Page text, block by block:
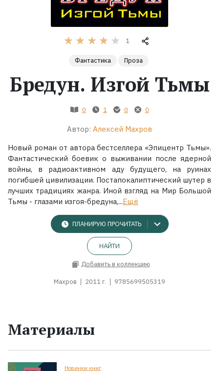
Экранизации
1
Фантастика Проза
Бредун. Изгой Тьмы
0 1 0 0
Автор: Алексей Махров
Новый роман от автора бестселлера «Эпицентр Тьмы».
Фантастический боевик о выживании после ядерной
войны, в радиоактивном аду будущего, на руинах
погибшей цивилизации. Постапокалиптический шутер в
лучших традициях жанра. Иной взгляд на Мир Большой
Тьмы - глазами изгоя-бредуна,...Ещё
ПЛАНИРУЮ ПРОЧИТАТЬ
НАЙТИ
Добавить в коллекцию
Махров 2011 г. 9785699505319
Материалы
Новинки книг